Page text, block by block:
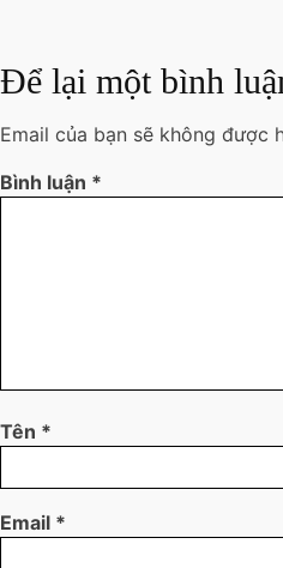
Để lại một bình
Email của bạn sẽ không được
Bình luận *
Tên *
Email *